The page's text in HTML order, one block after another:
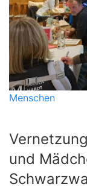
Menschen
und